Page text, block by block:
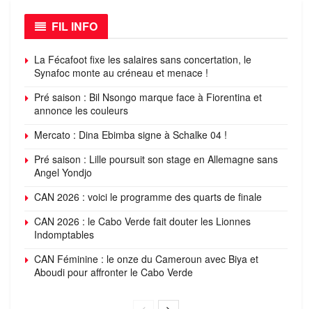
FIL INFO
La Fécafoot fixe les salaires sans concertation, le
Synafoc monte au créneau et menace !
Pré saison : Bil Nsongo marque face à Fiorentina et
annonce les couleurs
Mercato : Dina Ebimba signe à Schalke 04 !
Pré saison : Lille poursuit son stage en Allemagne sans
Angel Yondjo
CAN 2026 : voici le programme des quarts de finale
CAN 2026 : le Cabo Verde fait douter les Lionnes
Indomptables
CAN Féminine : le onze du Cameroun avec Biya et
Aboudi pour affronter le Cabo Verde